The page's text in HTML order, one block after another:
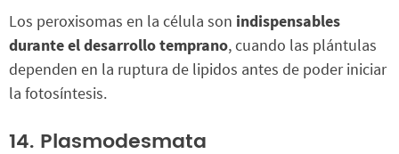
Los peroxisomas en la célula son indispensables
durante el desarrollo temprano, cuando las plántulas
dependen en la ruptura de lipidos antes de poder iniciar
la fotosíntesis.
14. Plasmodesmata